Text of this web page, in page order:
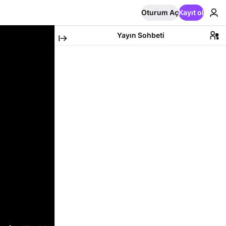
Oturum AçKayıt ol
Yayın Sohbeti